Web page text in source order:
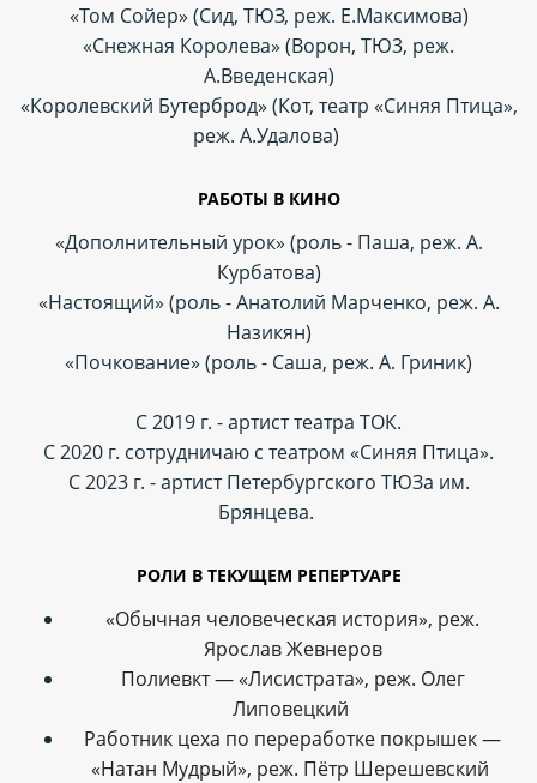
«Том Сойер» (Сид, ТЮЗ, реж. Е.Максимова)
«Снежная Королева» (Ворон, ТЮ3, реж.
А.Введенская)
«Королевский Бутерброд» (Кот, театр «Синяя Птица»,
реж. А.Удалова)
РАБОТЫ В КИНО
«Дополнительный урок» (роль - Паша, реж. А.
Курбатова)
«Настоящий» (роль - Анатолий Марченко, реж. А.
Назикян)
«Почкование» (роль - Саша, реж. А. Гриник)
С 2019 г. - артист театра ТОК.
С 2020 г. сотрудничаю с театром «Синяя Птица».
С 2023 г. - артист Петербургского ТЮЗа им.
Брянцева.
РОЛИ В ТЕКУЩЕМ РЕПЕРТУАРЕ
«Обычная человеческая история», реж.
Ярослав Жевнеров
Полиевкт — «Лисистрата», реж. Олег
Липовецкий
Работник цеха по переработке покрышек —
«Натан Мудрый», реж. Пётр Шерешевский